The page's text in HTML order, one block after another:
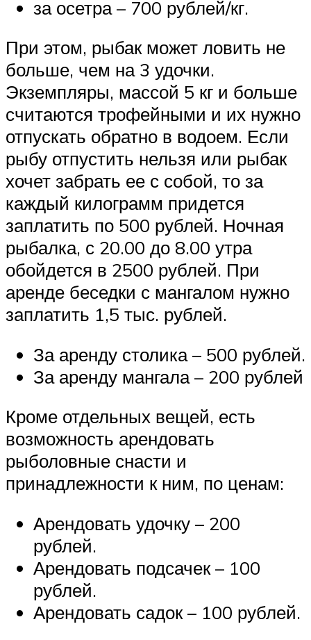
за осетра – 700 рублей/кг.
При этом, рыбак может ловить не
больше, чем на 3 удочки.
Экземпляры, массой 5 кг и больше
считаются трофейными и их нужно
отпускать обратно в водоем. Если
рыбу отпустить нельзя или рыбак
хочет забрать ее с собой, то за
каждый килограмм придется
заплатить по 500 рублей. Ночная
рыбалка, с 20.00 до 8.00 утра
обойдется в 2500 рублей. При
аренде беседки с мангалом нужно
заплатить 1,5 тыс. рублей.
За аренду столика – 500 рублей.
За аренду мангала – 200 рублей
Кроме отдельных вещей, есть
возможность арендовать
рыболовные снасти и
принадлежности к ним, по ценам:
Арендовать удочку – 200
рублей.
Арендовать подсачек – 100
рублей.
Арендовать садок – 100 рублей.